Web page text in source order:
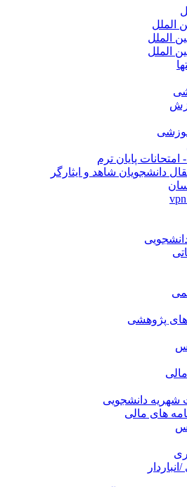
پایان ترم
شاهد و ایثارگر
مالی